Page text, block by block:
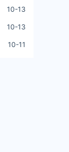
10-13
10-13
10-11